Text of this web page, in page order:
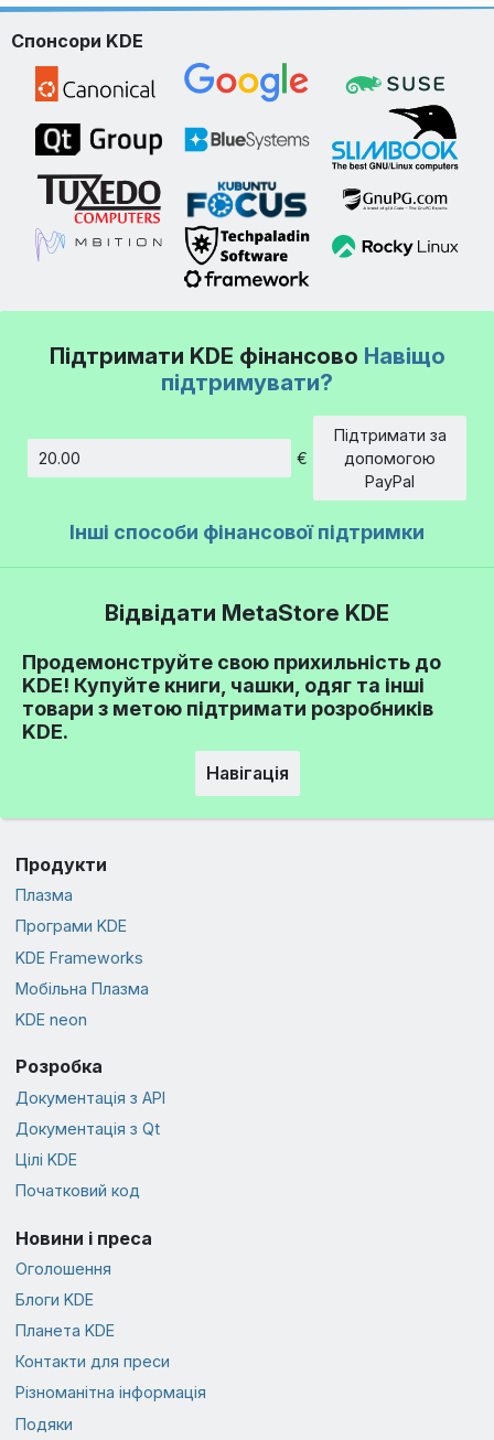
Спонсори KDE
Підтримати KDE фінансово Навіщо
підтримувати?
€
Підтримати за
допомогою
PayPal
Інші способи фінансової підтримки
Відвідати MetaStore KDE
Продемонструйте свою прихильність до
KDE! Купуйте книги, чашки, одяг та інші
товари з метою підтримати розробників
KDE.
Навігація
Продукти
Плазма
Програми KDE
KDE Frameworks
Мобільна Плазма
KDE neon
Розробка
Документація з API
Документація з Qt
Цілі KDE
Початковий код
Новини і преса
Оголошення
Блоги KDE
Планета KDE
Контакти для преси
Різноманітна інформація
Подяки